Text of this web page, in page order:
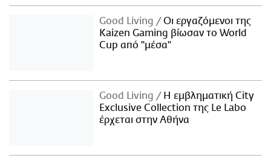
Good Living
Οι εργαζόμενοι της
Kaizen Gaming βίωσαν το World
Cup από "μέσα"
Good Living
Η εμβληματική City
Exclusive Collection της Le Labo
έρχεται στην Αθήνα